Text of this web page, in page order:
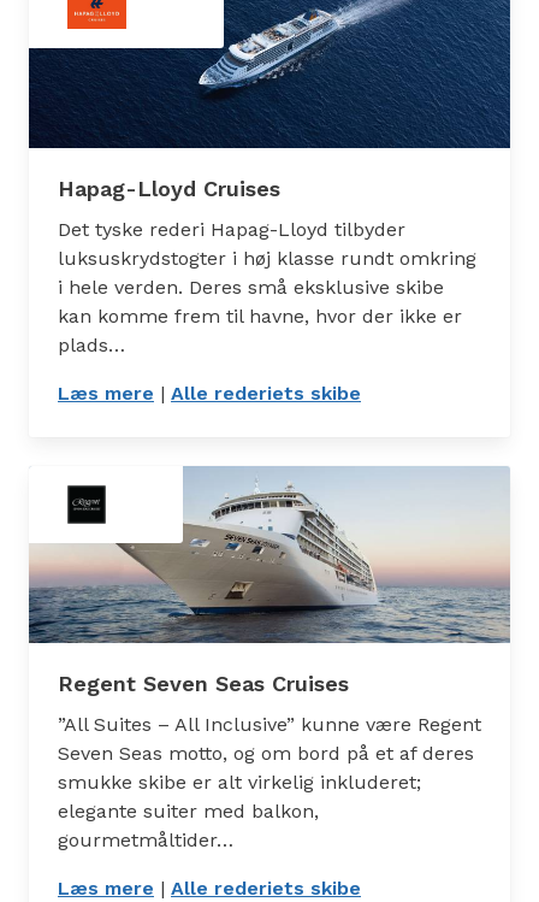
Hapag-Lloyd Cruises
Det tyske rederi Hapag-Lloyd tilbyder
luksuskrydstogter i høj klasse rundt omkring
i hele verden. Deres små eksklusive skibe
kan komme frem til havne, hvor der ikke er
plads…
Læs mere : Hapag-Lloyd Cruises
| Alle rederiets skibe
Regent Seven Seas Cruises
”All Suites – All Inclusive” kunne være Regent
Seven Seas motto, og om bord på et af deres
smukke skibe er alt virkelig inkluderet;
elegante suiter med balkon,
gourmetmåltider…
Læs mere : Regent Seven Seas Cruises
| Alle rederiets skibe